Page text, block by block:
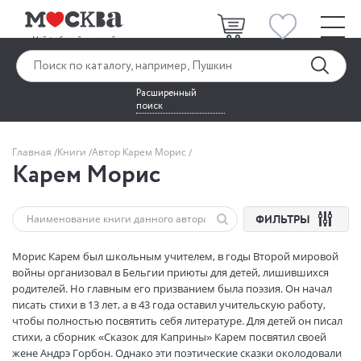
Расширенный
поиск
Главная Книги Автор Карем Морис
Карем Морис
ФИЛЬТРЫ
Морис Карем был школьным учителем, в годы Второй мировой
войны организовал в Бельгии приюты для детей, лишившихся
родителей. Но главным его призванием была поэзия. Он начал
писать стихи в 13 лет, а в 43 года оставил учительскую работу,
чтобы полностью посвятить себя литературе. Для детей он писал
стихи, а сборник «Сказок для Каприны» Карем посвятил своей
жене Андрэ Горбон. Однако эти поэтические сказки околодовали